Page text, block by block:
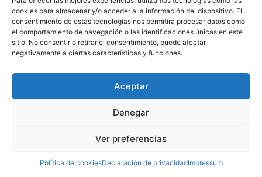
cookies para almacenar y/o acceder a la información del dispositivo. El
consentimiento de estas tecnologías nos permitirá procesar datos como
el comportamiento de navegación o las identificaciones únicas en este
sitio. No consentir o retirar el consentimiento, puede afectar
negativamente a ciertas características y funciones.
Aceptar
Denegar
Ver preferencias
Política de cookiesDeclaración de privacidadImpressum
Política de Cookies
Aviso Legal
910 607 564
derechos reservados